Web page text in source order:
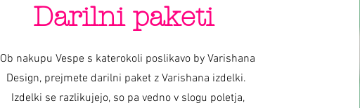
Darilni paketi
Ob nakupu Vespe s katerokoli poslikavo by Varishana
Design, prejmete darilni paket z Varishana izdelki.
Izdelki se razlikujejo, so pa vedno v slogu poletja,